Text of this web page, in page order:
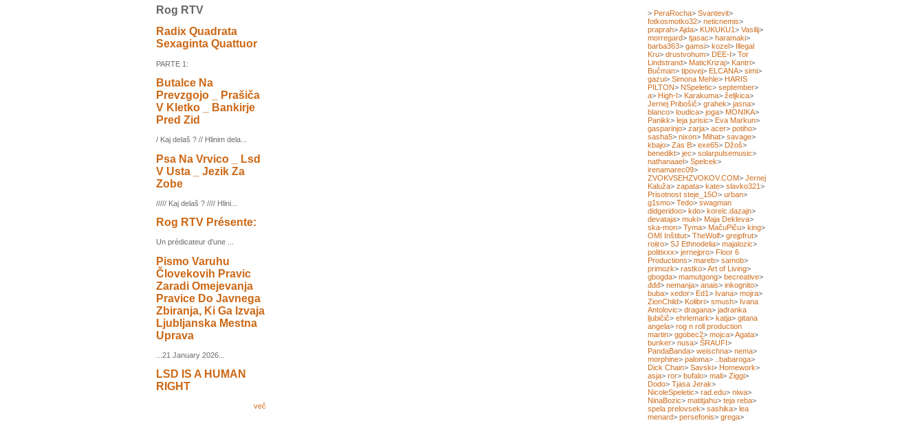
Rog RTV
Radix Quadrata
Sexaginta Quattuor
PARTE 1:
Butalce Na
Prevzgojo _ Prašiča
V Kletko _ Bankirje
Pred Zid
/ Kaj delaš ? // Hlinim dela...
Psa Na Vrvico _ Lsd
V Usta _ Jezik Za
Zobe
///// Kaj delaš ? //// Hlini...
Rog RTV Présente:
Un prédicateur d'une ...
Pismo Varuhu
Človekovih Pravic
Zaradi Omejevanja
Pravice Do Javnega
Zbiranja, Ki Ga Izvaja
Ljubljanska Mestna
Uprava
...21 January 2026...
LSD IS A HUMAN
RIGHT
več
> PeraRocha> Svantevit>
fotkosmotko32> neticnemis>
praprah>Ajda> KUKUKU1> Vasilij>
morregard> tjasac> haramaki>
barba363> gamsi> kozel> Illegal
Kru> drustvohum> DEE-I> Tor
Lindstrand> MaticKrizaj> Kantri>
Bučman> tipovej> ELCANA> simi>
gazui> Simona Mehle> HARIS
PILTON> NSpeletic> september>
a> High-I> Karakuma> željkica>
Jernej Pribošič> grahek> jasna>
blanco> loudica> joga> MONIKA>
Panikk> leja jurisic> Eva Markun>
gasparinjo> zarja> acer> potiho>
sasha5> nixon> Mihat> savage>
kbajo> Zas B> exe65> Džoš>
benedikt> jec> solarpulsemusic>
nathanaael> Spelcek>
irenamarec09>
ZVOKVSEHZVOKOV.COM> Jernej
Kaluža> zapata> kate> slavko321>
Prisotnost steje_15O> urban>
g1smo> Tedo> swagman
didgeridoo> kdo> korelc.dazajn>
devataja> muki> Maja Dekleva>
ska-mon> Tyma> MačuPiču> king>
OMI Inštitut> TheWolf> grejpfrut>
roiiro> SJ Ethnodelia> majalozic>
politixxx> jernejpro> Floor 6
Productions> mareb> samob>
primozk> rastko>Art of Living>
gbogda> mamutgong> becreative>
đđđ> nemanja> anais> inkognito>
buba> xedor> Ed1> Ivana> mojra>
ZionChild> Kolibri> smush> Ivana
Antolovic> dragana> jadranka
ljubičič> ehrlemark> katja> gitana
angela> rog n roll production
martin> ggobec2> mojca>Agata>
bunker> nusa> ŠRAUFI>
PandaBanda> weischna> nema>
morphine> paloma> ..babaroga>
Dick Chain> Savski> Homework>
asja> ror> bufalo> mali> Ziggi>
Dodo> Tjasa Jerak>
NicoleSpeletic> rad.edu> niwa>
NinaBozic> matitjahu> teja reba>
spela prelovsek> sashika> lea
menard> persefonis> grega>